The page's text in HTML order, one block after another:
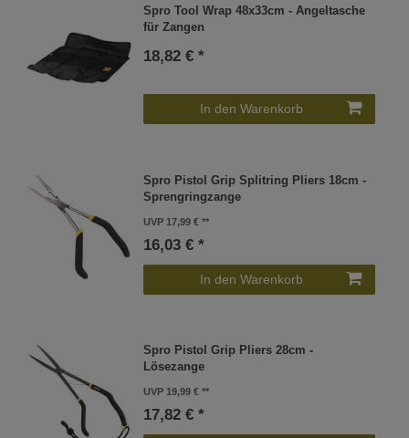
Spro Tool Wrap 48x33cm - Angeltasche
für Zangen
18,82 € *
In den Warenkorb
Spro Pistol Grip Splitring Pliers 18cm -
Sprengringzange
UVP 17,99 €
16,03 € *
In den Warenkorb
Spro Pistol Grip Pliers 28cm -
Lösezange
UVP 19,99 €
17,82 € *